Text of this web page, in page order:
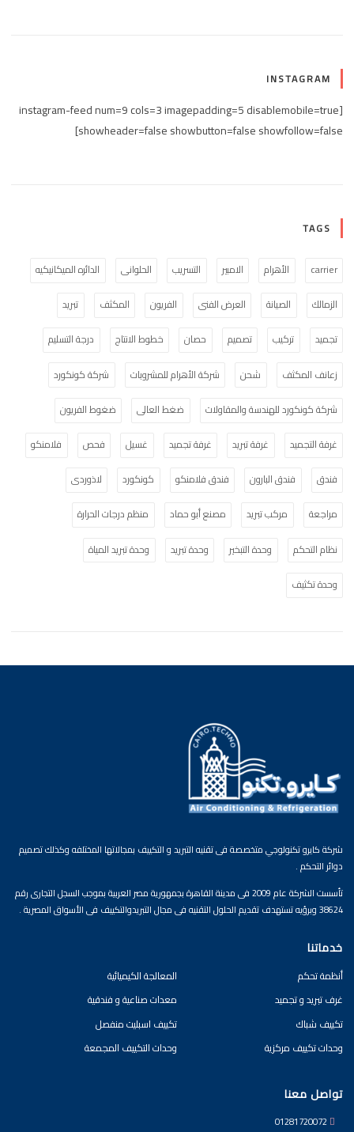
INSTAGRAM
[instagram-feed num=9 cols=3 imagepadding=5 disablemobile=true
showheader=false showbutton=false showfollow=false]
TAGS
carrier الأهرام الامبير التسريب الحلوانى
الدائره الميكانيكيه
الزمالك
الصيانة العرض الفنى الفريون المكثف
تبريد
تجميد
تركيب تصميم حصان خطوط الانتاج
درجة التسليم
زعانف المكثف
شحن شركة الأهرام للمشروبات
شركة كونكورد
شركة كونكورد للهندسة والمقاولات
ضغط العالى
ضغوط الفريون
غرفة التجميد
غرفة تبريد غرفة تجميد غسيل فحص
فلامنكو
فندق
فندق البارون فندق فلامنكو كونكورد
لاذوردى
مراجعة
مركب تبريد مصنع أبو حماد
منظم درجات الحرارة
نظام التحكم
وحدة التبخير وحدة تبريد
وحدة تبريد المياة
وحدة تكثيف
شركة كايرو تكنولوجي متخصصة فى تقنيه التبريد و التكييف بمجالاتها المختلفه وكذلك تصميم
دوائر التحكم .
تأسست الشركة عام 2009 فى مدينة القاهرة بجمهورية مصر العربية بموجب السجل التجارى رقم
38624 وبرؤيه تستهدف تقديم الحلول التقنيه فى مجال التبريدوالتكييف فى الأسواق المصرية .
خدماتنا
أنظمة تحكم
المعالجة الكيميائية
غرف تبريد و تجميد
معدات صناعية و فندقية
تكييف شباك
تكييف اسبليت منفصل
وحدات تكييف مركزية
وحدات التكييف المجمعة
تواصل معنا